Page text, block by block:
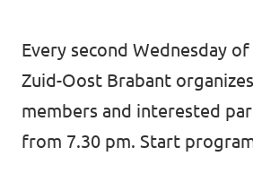
Every second Wednesday
Zuid-Oost Brabant
members and interested
from 7.30 pm. Start